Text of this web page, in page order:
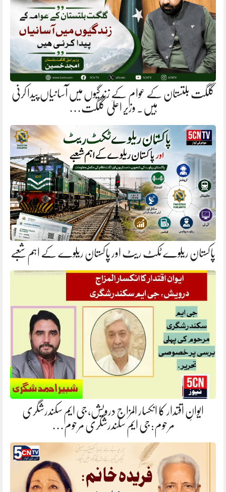
گلگت بلتستان کے عوام کے زندگیوں میں آسانیاں پیدا کرنی
ہیں. وزیر اعلیٰ گلگت…
پاکستان ریلوے ٹکٹ ریٹ اور پاکستان ریلوے کے اہم شعبے
ایوانِ اقتدار کا انکسار المزاج درویش، جی ایم سکندرشگری
مرحوم: جی ایم سکندرشگری مرحوم…